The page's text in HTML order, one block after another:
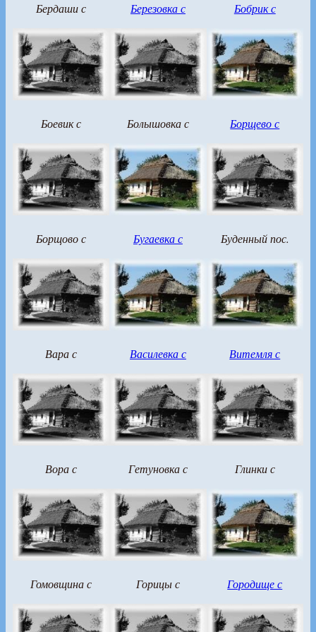
Бердаши с Березовка с Бобрик с
Боевик с Болышовка с Борщево с
Борщово с Бугаевка с Буденный пос.
Вара с Василевка с Витемля с
Вора с Гетуновка с Глинки с
Гомовщина с Горицы с Городище с